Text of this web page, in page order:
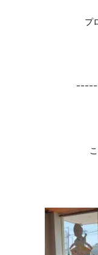
プ
ｰｰｰｰ